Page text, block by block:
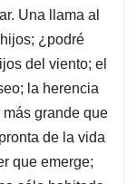
Una llama al
¿podré
del viento; el
la herencia
grande que
de la vida
que emerge;